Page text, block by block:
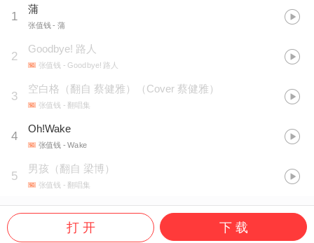
1
蒲
张值钱- 蒲
2
Goodbye! 路人
张值钱 - Goodbye! 路人
3
空白格（翻自 蔡健雅）（Cover 蔡健雅）
张值钱 - 翻唱集
4
Oh!Wake
张值钱 - Wake
5
男孩（翻自 梁博）
张值钱 - 翻唱集
打 开 下 载